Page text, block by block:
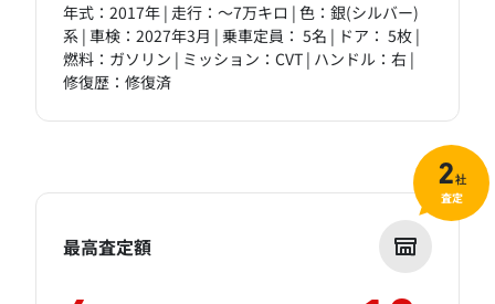
年式：2017年 | 走行：～7万キロ | 色：銀(シルバー)
系 | 車検：2027年3月 | 乗車定員： 5名 | ドア： 5枚 |
燃料：ガソリン | ミッション：CVT | ハンドル：右 |
修復歴：修復済
最高査定額
2社
査定